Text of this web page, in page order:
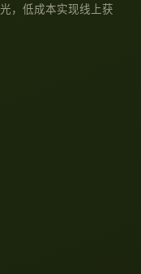
，低成本实现线上获